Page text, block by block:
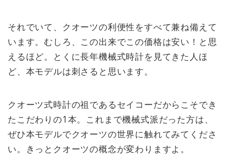
それでいて、クオーツの利便性をすべて兼ね備えて
います。むしろ、この出来でこの価格は安い！と思
えるほど。とくに長年機械式時計を見てきた人ほ
ど、本モデルは刺さると思います。
クオーツ式時計の祖であるセイコーだからこそでき
たこだわりの1本。これまで機械式派だった方は、
ぜひ本モデルでクオーツの世界に触れてみてくださ
い。きっとクオーツの概念が変わりますよ。